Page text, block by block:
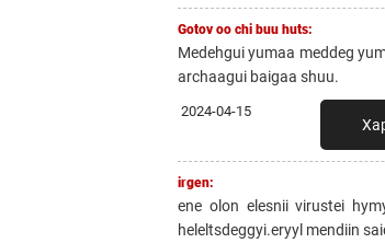
Gotov oo chi buu huts:
Medehgui yumaa meddeg
archaagui baigaa shuu.
2024-04-15
irgen:
ene olon elesnii virustei
heleltsdeggyi.eryyl mendiin